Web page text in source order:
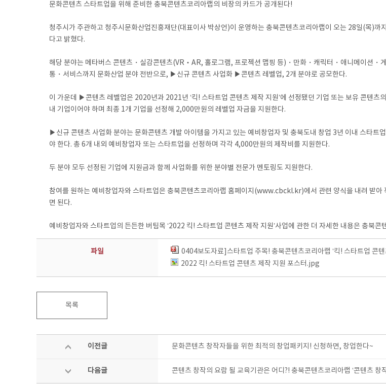
문화콘텐츠 스타트업을 위해 준비한 충북콘텐츠코리아랩의 비장의 카드가 공개된다!
청주시가 주관하고 청주시문화산업진흥재단(대표이사 박상언)이 운영하는 충북콘텐츠코리아랩이 오는 28일(목)까
다고 밝혔다.
해당 분야는 메타버스 콘텐츠・실감콘텐츠(VR‧AR, 홀로그램, 프로젝션 맵핑 등)・만화・캐릭터・애니메이션・
통・서비스까지 문화산업 분야 전반으로, ▶신규 콘텐츠 사업화 ▶콘텐츠 레벨업, 2개 분야로 공모한다.
이 가운데 ▶콘텐츠 레벨업은 2020년과 2021년 ‘킥! 스타트업 콘텐츠 제작 지원’에 선정됐던 기업 또는 보유 콘텐츠
내 기업이어야 하며 최종 1개 기업을 선정해 2,000만원의 레벨업 자금을 지원한다.
▶신규 콘텐츠 사업화 분야는 문화콘텐츠 개발 아이템을 가지고 있는 예비창업자 및 충북도내 창업 3년 이내 스타트
야 한다. 총 6개 내외 예비창업자 또는 스타트업을 선정하며 각각 4,000만원의 제작비를 지원한다.
두 분야 모두 선정된 기업에 지원금과 함께 사업화를 위한 분야별 전문가 멘토링도 지원한다.
참여를 원하는 예비창업자와 스타트업은 충북콘텐츠코리아랩 홈페이지(www.cbckl.kr)에서 관련 양식을 내려
면 된다.
예비창업자와 스타트업의 든든한 버팀목 ‘2022 킥! 스타트업 콘텐츠 제작 지원’사업에 관한 더 자세한 내용은 충북
파일
0404보도자료]스타트업 주목! 충북콘텐츠코리아랩 ‘킥! 스타트업 콘
2022 킥! 스타트업 콘텐츠 제작 지원 포스터.jpg
목록
이전글 문화콘텐츠 창작자들을 위한 최적의 창업패키지! 신청하면, 창업한다~
다음글 콘텐츠 창작의 요람 될 교육기관은 어디?! 충북콘텐츠코리아랩 ‘콘텐츠 창